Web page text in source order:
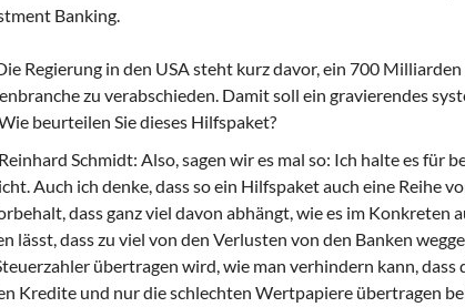
Banking.
Regierung in den USA steht kurz davor, ein 700
zu verabschieden. Damit soll ein gravierendes
beurteilen Sie dieses Hilfspaket?
Schmidt: Also, sagen wir es mal so: Ich halte es für
Auch ich denke, dass so ein Hilfspaket auch eine Reihe
dass ganz viel davon abhängt, wie es im Konkreten
lässt, dass zu viel von den Verlusten von den Banken
übertragen wird, wie man verhindern kann, dass
Kredite und nur die schlechten Wertpapiere übertragen